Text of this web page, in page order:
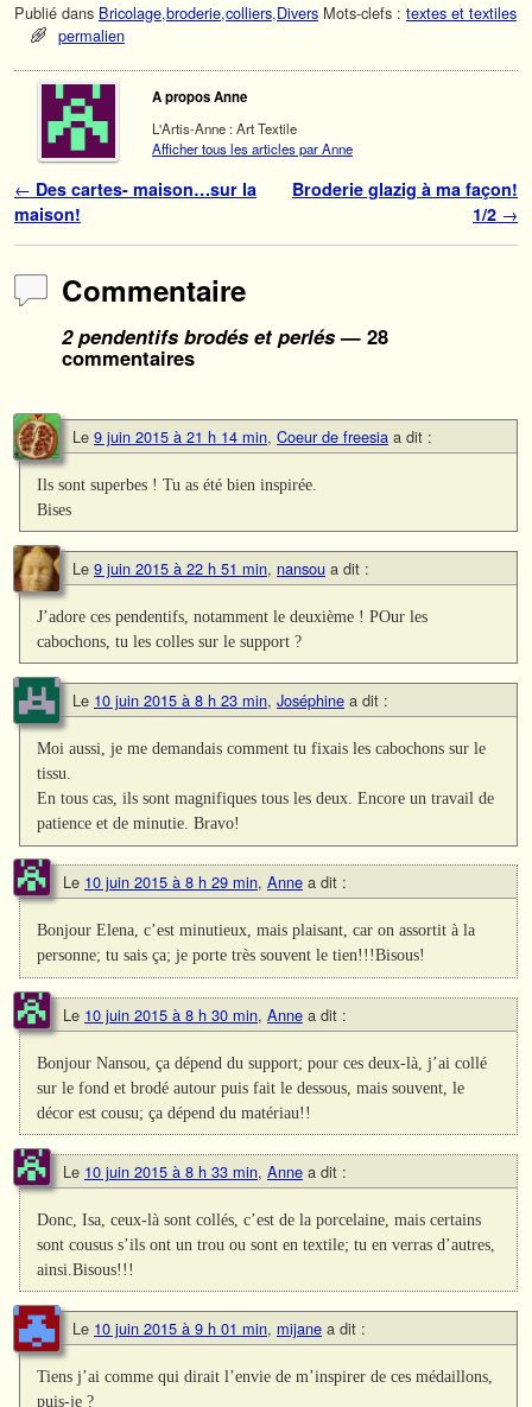
Publié dans Bricolage,broderie,colliers,Divers Mots-clefs : textes et textiles
permalien
A propos Anne
L'Artis-Anne : Art Textile
Afficher tous les articles par Anne
Navigation des articles
← Des cartes- maison…sur la
maison!
Broderie glazig à ma façon!
1/2 →
Commentaire
2 pendentifs brodés et perlés— 28
commentaires
Le 9 juin 2015 à 21 h 14 min, Coeur de freesia a dit :
Ils sont superbes ! Tu as été bien inspirée.
Bises
Le 9 juin 2015 à 22 h 51 min, nansou a dit :
J’adore ces pendentifs, notamment le deuxième ! POur les
cabochons, tu les colles sur le support ?
Le 10 juin 2015 à 8 h 23 min, Joséphine a dit :
Moi aussi, je me demandais comment tu fixais les cabochons sur le
tissu.
En tous cas, ils sont magnifiques tous les deux. Encore un travail de
patience et de minutie. Bravo!
Le 10 juin 2015 à 8 h 29 min, Anne a dit :
Bonjour Elena, c’est minutieux, mais plaisant, car on assortit à la
personne; tu sais ça; je porte très souvent le tien!!!Bisous!
Le 10 juin 2015 à 8 h 30 min, Anne a dit :
Bonjour Nansou, ça dépend du support; pour ces deux-là, j’ai collé
sur le fond et brodé autour puis fait le dessous, mais souvent, le
décor est cousu; ça dépend du matériau!!
Le 10 juin 2015 à 8 h 33 min, Anne a dit :
Donc, Isa, ceux-là sont collés, c’est de la porcelaine, mais certains
sont cousus s’ils ont un trou ou sont en textile; tu en verras d’autres,
ainsi.Bisous!!!
Le 10 juin 2015 à 9 h 01 min, mijane a dit :
Tiens j’ai comme qui dirait l’envie de m’inspirer de ces médaillons,
puis-je ?